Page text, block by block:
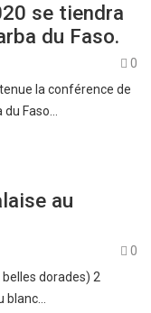
se tiendra
du Faso.
0
la conférence de
du Faso…
au
0
dorades) 2
blanc…